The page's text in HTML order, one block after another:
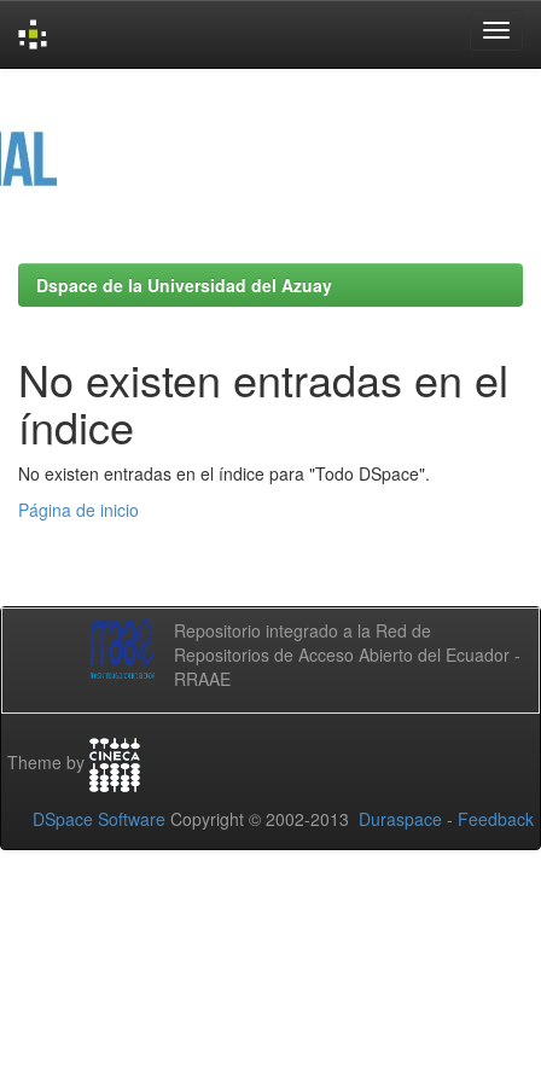
Dspace de la Universidad del Azuay
No existen entradas en el
índice
No existen entradas en el índice para "Todo DSpace".
Página de inicio
Repositorio integrado a la Red de
Repositorios de Acceso Abierto del Ecuador -
RRAAE
Theme by
DSpace Software Copyright © 2002-2013 Duraspace - Feedback